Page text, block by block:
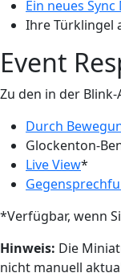
Ein neues
Ihre Türklingel
Event
Zu den in der
Durch
Glockenton-
Live View*
*Verfügbar, wenn
Hinweis: Die
nicht manuell